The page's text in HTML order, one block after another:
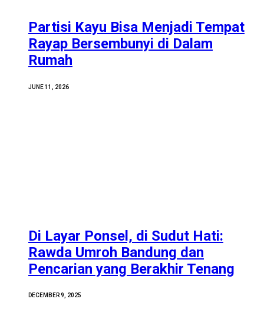
Partisi Kayu Bisa Menjadi Tempat
Rayap Bersembunyi di Dalam
Rumah
JUNE 11, 2026
Di Layar Ponsel, di Sudut Hati:
Rawda Umroh Bandung dan
Pencarian yang Berakhir Tenang
DECEMBER 9, 2025